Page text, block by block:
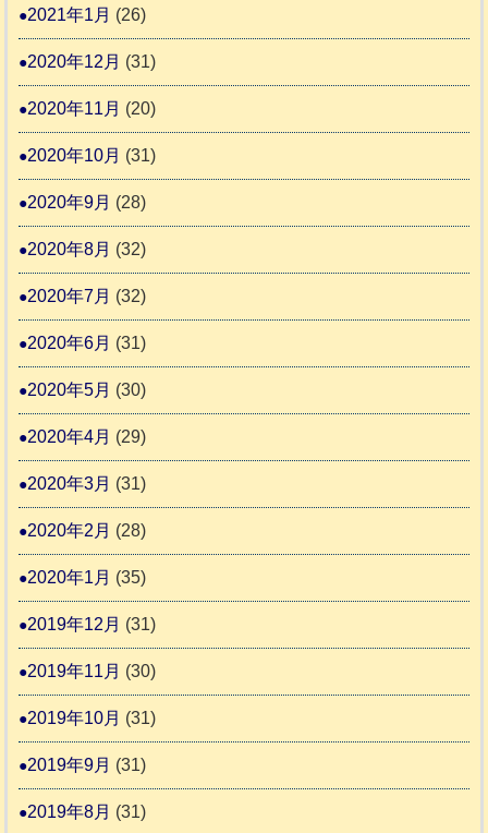
2021年1月 (26)
2020年12月 (31)
2020年11月 (20)
2020年10月 (31)
2020年9月 (28)
2020年8月 (32)
2020年7月 (32)
2020年6月 (31)
2020年5月 (30)
2020年4月 (29)
2020年3月 (31)
2020年2月 (28)
2020年1月 (35)
2019年12月 (31)
2019年11月 (30)
2019年10月 (31)
2019年9月 (31)
2019年8月 (31)